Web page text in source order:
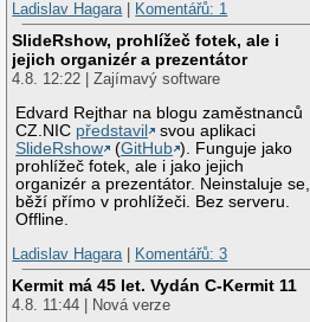
Ladislav Hagara| Komentářů: 1
SlideRshow, prohlížeč fotek, ale i
jejich organizér a prezentátor
4.8. 12:22 | Zajímavý software
Edvard Rejthar na blogu zaměstnanců
CZ.NIC představil
svou aplikaci
SlideRshow
(GitHub ). Funguje jako
prohlížeč fotek, ale i jako jejich
organizér a prezentátor. Neinstaluje se,
běží přímo v prohlížeči. Bez serveru.
Offline.
Ladislav Hagara| Komentářů: 3
Kermit má 45 let. Vydán C-Kermit 11
4.8. 11:44 | Nová verze